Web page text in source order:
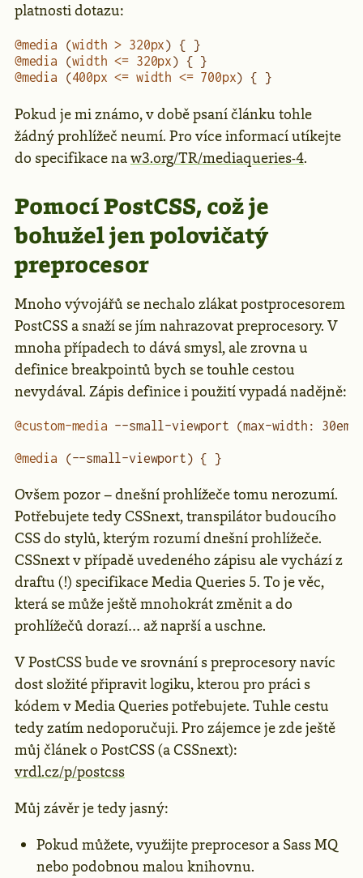
platnosti dotazu:
@media (width > 320px) { }
@media (width <= 320px) { }
@media (400px <= width <= 700px) { }
Pokud je mi známo, v době psaní článku tohle
žádný prohlížeč neumí. Pro více informací utíkejte
do specifikace naw3.org/TR/mediaqueries-4.
Pomocí PostCSS, což je
bohužel jen polovičatý
preprocesor
Mnoho vývojářů se nechalo zlákat postprocesorem
PostCSS a snaží se jím nahrazovat preprocesory. V
mnoha případech to dává smysl, ale zrovna u
definice breakpointů bych se touhle cestou
nevydával. Zápis definice i použití vypadá nadějně:
@custom-media --small-viewport (max-width:
@media (--small-viewport) { }
Ovšem pozor – dnešní prohlížeče tomu nerozumí.
Potřebujete tedy CSSnext, transpilátor budoucího
CSS do stylů, kterým rozumí dnešní prohlížeče.
CSSnext v případě uvedeného zápisu ale vychází z
draftu (!) specifikace Media Queries 5. To je věc,
která se může ještě mnohokrát změnit a do
prohlížečů dorazí… až naprší a uschne.
V PostCSS bude ve srovnání s preprocesory navíc
dost složité připravit logiku, kterou pro práci s
kódem v Media Queries potřebujete. Tuhle cestu
tedy zatím nedoporučuji. Pro zájemce je zde ještě
můj článek o PostCSS (a CSSnext):
vrdl.cz/p/postcss
Můj závěr je tedy jasný:
Pokud můžete, využijte preprocesor a Sass MQ
nebo podobnou malou knihovnu.